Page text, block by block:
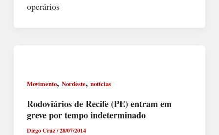
operários
Movimento, Nordeste, notícias
Rodoviários de Recife (PE) entram em
greve por tempo indeterminado
Diego Cruz/28/07/2014